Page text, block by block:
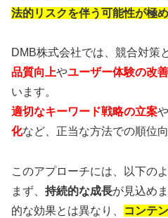
法的リスクを伴う可能性が極
DMB株式会社では、競合対策
品質向上やユーザー体験の改善
います。
適切なキーワード戦略の立案や
化など、正当な方法での順位
このアプローチには、以下の
まず、 持続的な成長が見込め
的な効果とは異なり、
コンテ